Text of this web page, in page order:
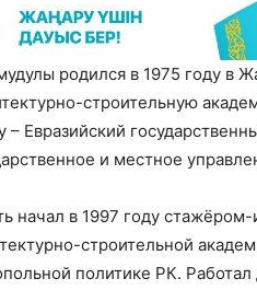
родился в 1975 году в
строительную
– Евразийский
и местное
начал в 1997 году
строительной
политике РК.